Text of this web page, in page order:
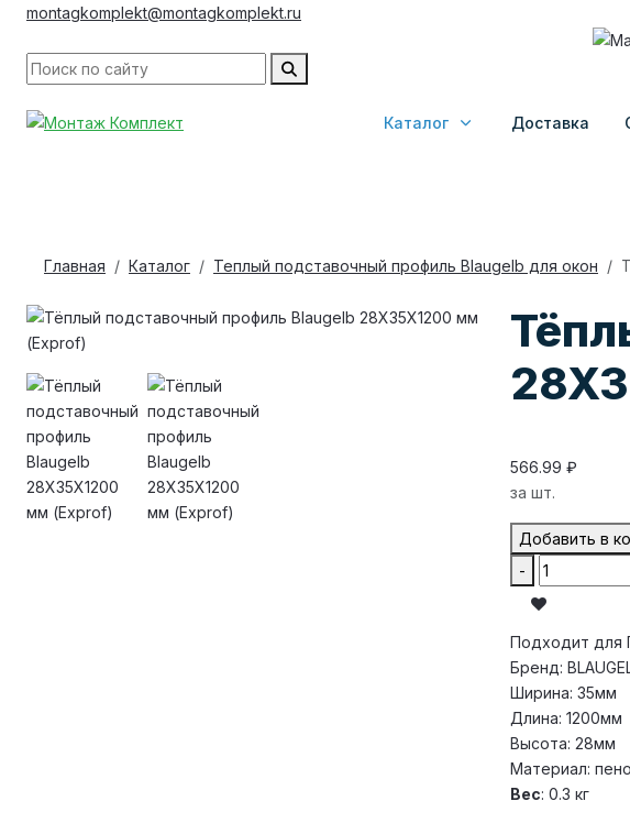
montagkomplekt@montagkomplekt.ru
Каталог Доставка
Главная Каталог Теплый подставочный профиль Blaugelb для окон
566.99 ₽
за шт.
Добавить в
-
Подходит для
Бренд:
Ширина: 35мм
Длина: 1200мм
Высота: 28мм
Материал:
Вес: 0.3 кг